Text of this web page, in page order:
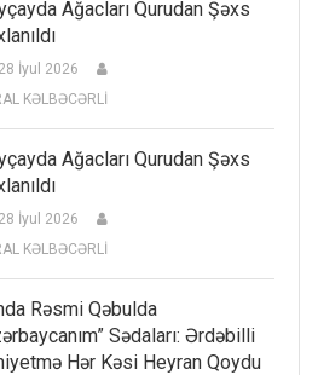
Ağacları Qurudan Şəxs
28 İyul 2026
KƏLBƏCƏRLİ
Ağacları Qurudan Şəxs
28 İyul 2026
KƏLBƏCƏRLİ
Rəsmi Qəbulda
Sədaları: Ərdəbilli
Hər Kəsi Heyran Qoydu